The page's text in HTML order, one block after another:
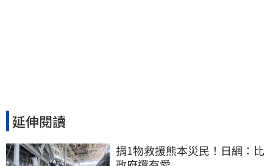
延伸閱讀
捐1物救援熊本災民！日網：比